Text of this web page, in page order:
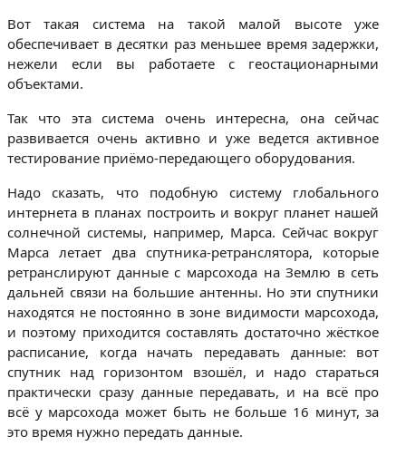
Вот такая система на такой малой высоте уже
обеспечивает в десятки раз меньшее время задержки,
нежели если вы работаете с геостационарными
объектами.
Так что эта система очень интересна, она сейчас
развивается очень активно и уже ведется активное
тестирование приёмо-передающего оборудования.
Надо сказать, что подобную систему глобального
интернета в планах построить и вокруг планет нашей
солнечной системы, например, Марса. Сейчас вокруг
Марса летает два спутника-ретранслятора, которые
ретранслируют данные с марсохода на Землю в сеть
дальней связи на большие антенны. Но эти спутники
находятся не постоянно в зоне видимости марсохода,
и поэтому приходится составлять достаточно жёсткое
расписание, когда начать передавать данные: вот
спутник над горизонтом взошёл, и надо стараться
практически сразу данные передавать, и на всё про
всё у марсохода может быть не больше 16 минут, за
это время нужно передать данные.